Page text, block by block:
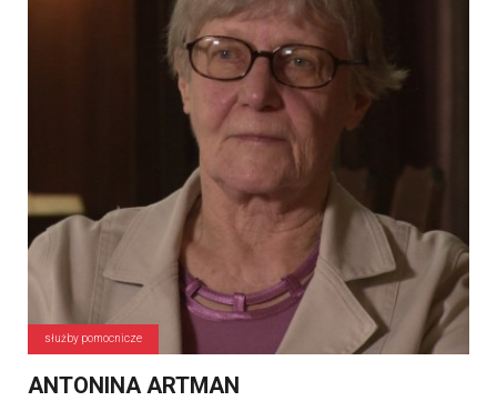
służby pomocnicze
ANTONINA ARTMAN